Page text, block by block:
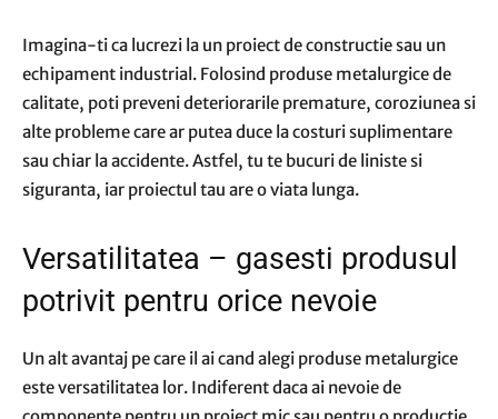
Imagina-ti ca lucrezi la un proiect de constructie sau un
echipament industrial. Folosind produse metalurgice de
calitate, poti preveni deteriorarile premature, coroziunea si
alte probleme care ar putea duce la costuri suplimentare
sau chiar la accidente. Astfel, tu te bucuri de liniste si
siguranta, iar proiectul tau are o viata lunga.
Versatilitatea – gasesti produsul
potrivit pentru orice nevoie
Un alt avantaj pe care il ai cand alegi produse metalurgice
este versatilitatea lor. Indiferent daca ai nevoie de